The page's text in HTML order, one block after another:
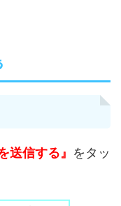
送信する』 をタッ